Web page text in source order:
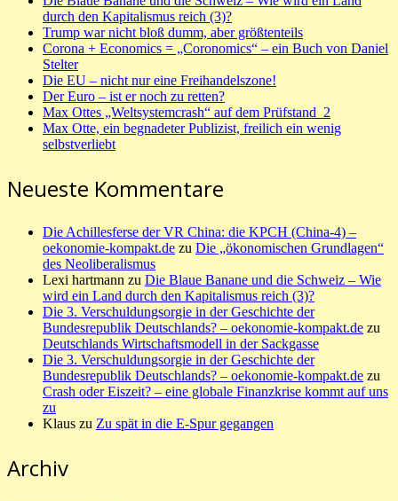
durch den Kapitalismus reich (3)?
Trump war nicht bloß dumm, aber größtenteils
Corona + Economics = „Coronomics“ – ein Buch von Daniel
Stelter
Die EU – nicht nur eine Freihandelszone!
Der Euro – ist er noch zu retten?
Max Ottes „Weltsystemcrash“ auf dem Prüfstand_2
Max Otte, ein begnadeter Publizist, freilich ein wenig
selbstverliebt
Neueste Kommentare
Die Achillesferse der VR China: die KPCH (China-4) –
oekonomie-kompakt.de zu Die „ökonomischen Grundlagen“
des Neoliberalismus
Lexi hartmann zu Die Blaue Banane und die Schweiz – Wie
wird ein Land durch den Kapitalismus reich (3)?
Die 3. Verschuldungsorgie in der Geschichte der
Bundesrepublik Deutschlands? – oekonomie-kompakt.de zu
Deutschlands Wirtschaftsmodell in der Sackgasse
Die 3. Verschuldungsorgie in der Geschichte der
Bundesrepublik Deutschlands? – oekonomie-kompakt.de zu
Crash oder Eiszeit? – eine globale Finanzkrise kommt auf uns
zu
Klaus zu Zu spät in die E-Spur gegangen
Archiv